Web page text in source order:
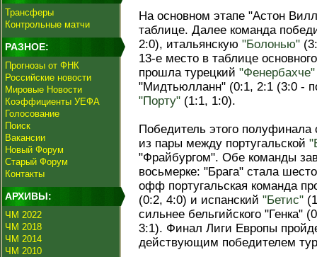
Трансферы
Контрольные матчи
РАЗНОЕ:
Прогнозы от ФНК
Российские новости
Мировые Новости
Коэффициенты УЕФА
Голосование
Поиск
Вакансии
Новый Форум
Старый Форум
Контакты
АРХИВЫ:
ЧМ 2022
ЧМ 2018
ЧМ 2014
ЧМ 2010
На основном этапе "Астон
таблице. Далее команда
2:0), итальянскую "Болонью"
13-е место в таблице
прошла турецкий "Фенербахче"
"Мидтьюлланн" (0:1, 2:1 (3:0 -
"Порту" (1:1, 1:0).
Победитель этого
из пары между португальской
"Фрайбургом". Обе команды
восьмерке: "Брага" стала
офф португальская команда
(0:2, 4:0) и испанский "Бетис"
сильнее бельгийского "Генка"
3:1). Финал Лиги Европы
действующим победителем